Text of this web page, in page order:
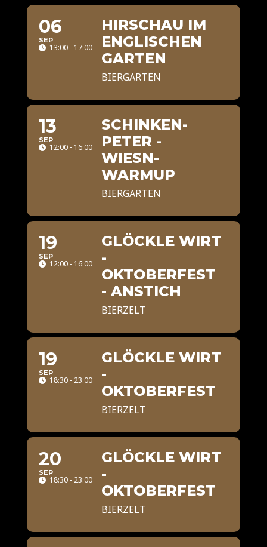
06
SEP
13:00 - 17:00
HIRSCHAU IM
ENGLISCHEN
GARTEN
BIERGARTEN
13
SEP
12:00 - 16:00
SCHINKEN-
PETER -
WIESN-
WARMUP
BIERGARTEN
19
SEP
12:00 - 16:00
GLÖCKLE WIRT
-
OKTOBERFEST
- ANSTICH
BIERZELT
19
SEP
18:30 - 23:00
GLÖCKLE WIRT
-
OKTOBERFEST
BIERZELT
20
SEP
18:30 - 23:00
GLÖCKLE WIRT
-
OKTOBERFEST
BIERZELT